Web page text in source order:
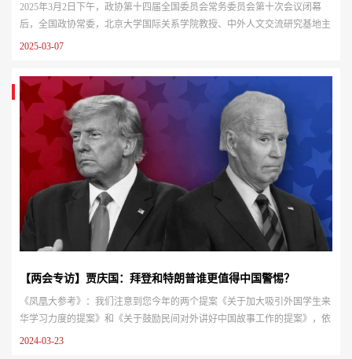
2025年3月2日下午，政协第十四届全国委员会常务委员会第十次会议闭幕
后，全国政协常委，北京大学国际关系学院教授、中外人文交流研究基地主
任贾庆国受全国政协文化文史和学习委员会办公室邀请，就“中国式现代化
的问题。
2025-03-07
【两会专访】贾庆国：拜登和特朗普谁更值得中国警惕？
《凤凰大参考》：我们注意到您今年的两个提案《关于加大吸引外国学生来
华学习力度的提案》和《关于鼓励民间对外讲好中国故事工作的提案》，依
然是在您长期关注的对外交流领域。您2022年也提过将专家对外交往的审批
2024-03-23